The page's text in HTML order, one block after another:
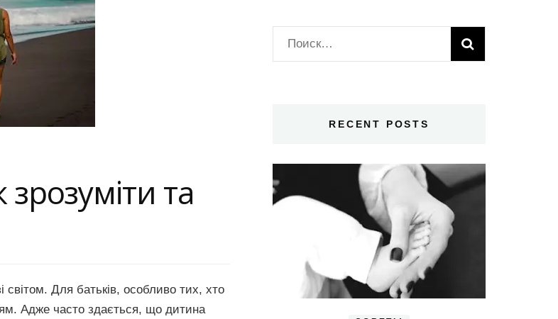
та
Для батьків, особливо тих, хто
Адже часто здається, що дитина
Найти:
RECENT POSTS